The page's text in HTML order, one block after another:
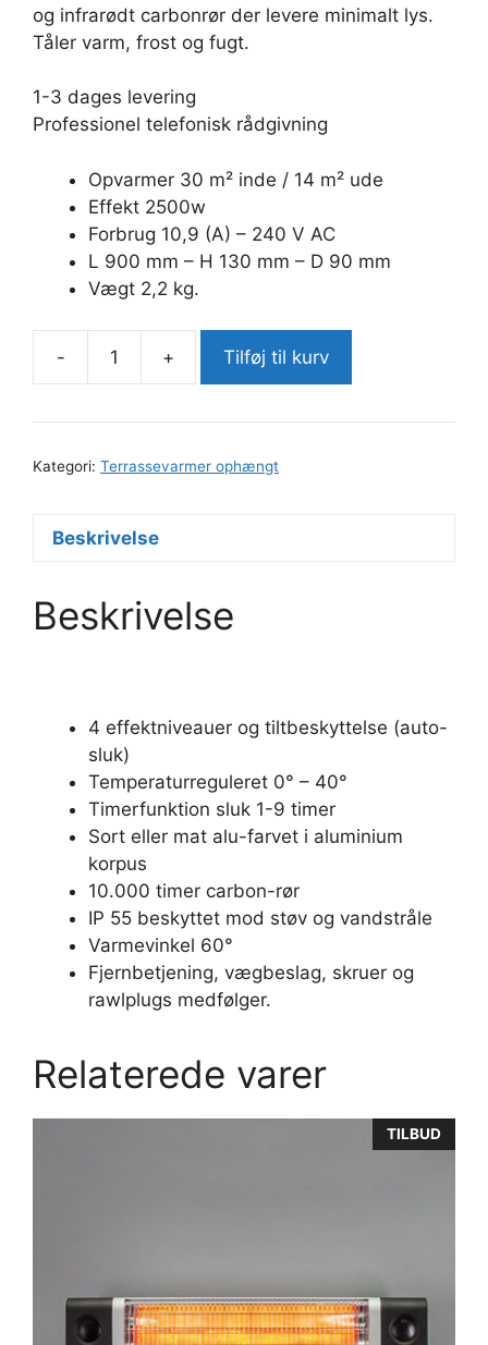
og infrarødt carbonrør der levere minimalt lys.
Tåler varm, frost og fugt.
1-3 dages levering
Professionel telefonisk rådgivning
Opvarmer 30 m² inde / 14 m² ude
Effekt 2500w
Forbrug 10,9 (A) – 240 V AC
L 900 mm – H 130 mm – D 90 mm
Vægt 2,2 kg.
-
Veito
2500
4
til
+ Tilføj til kurv
Kategori: Terrassevarmer ophængt
Beskrivelse
Beskrivelse
4 effektniveauer og tiltbeskyttelse (auto-
sluk)
Temperaturreguleret 0° – 40°
Timerfunktion sluk 1-9 timer
Sort eller mat alu-farvet i aluminium
korpus
10.000 timer carbon-rør
IP 55 beskyttet mod støv og vandstråle
Varmevinkel 60°
Fjernbetjening, vægbeslag, skruer og
rawlplugs medfølger.
Relaterede varer
TILBUD